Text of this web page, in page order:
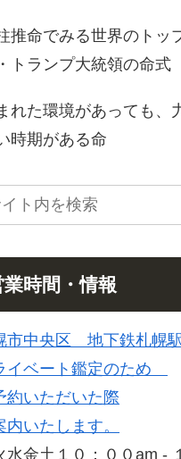
推命でみる世界のトッ
トランプ大統領の命式
れた環境があっても、
時期がある命
業時間・情報
市中央区 地下鉄札幌
イベート鑑定のため
約いただいた際
内いたします。
水金土１０：００am -